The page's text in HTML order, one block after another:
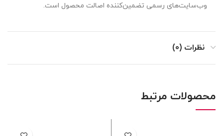
وب‌سایت‌های رسمی تضمین‌کننده اصالت محصول است.
نظرات (0)
محصولات مرتبط